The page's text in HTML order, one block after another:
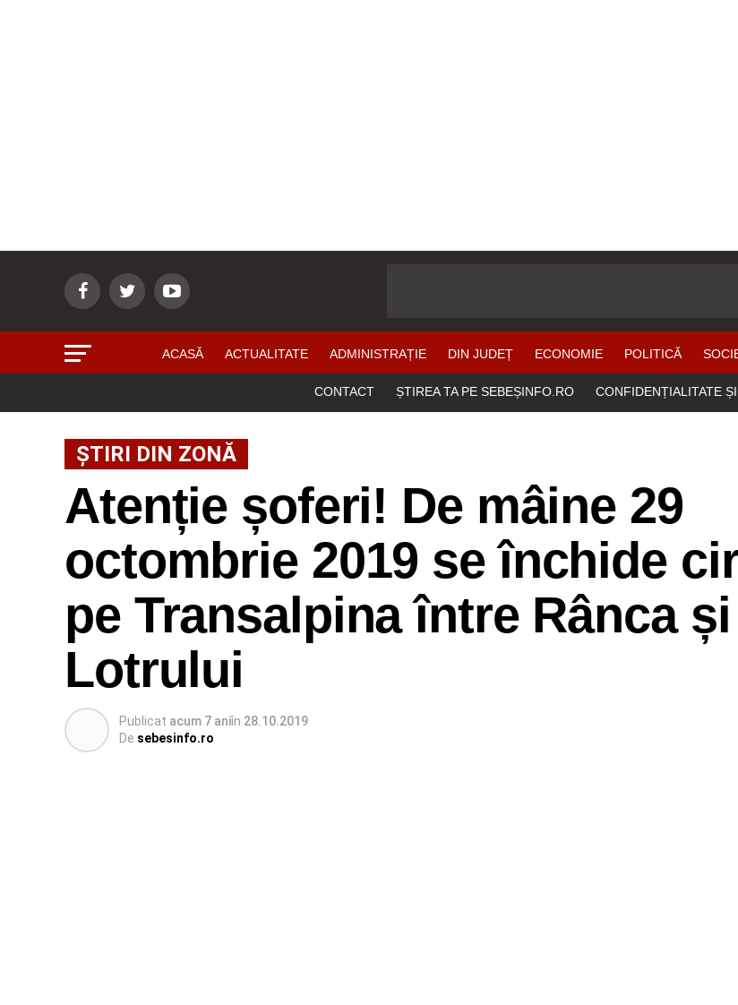
ACASĂ ACTUALITATE ADMINISTRAȚIE DIN JUDEȚ ECONOMIE POLITICĂ
CONTACT ȘTIREA TA PE SEBEȘINFO.RO CONFIDENȚIALITATE
ȘTIRI DIN ZONĂ
Atenție șoferi! De mâine 29
octombrie 2019 se închide
pe Transalpina între Rânca
Lotrului
Publicat acum 7 aniîn 28.10.2019
De sebesinfo.ro